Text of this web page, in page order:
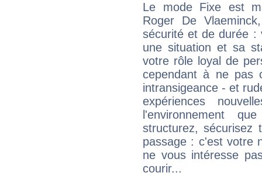
Le mode Fixe est
Roger De
sécurité et de durée :
une situation et sa
votre rôle loyal de
cependant à ne pas
intransigeance - et
expériences
l'environnement
structurez, sécurisez
passage : c'est votre
ne vous intéresse
courir...